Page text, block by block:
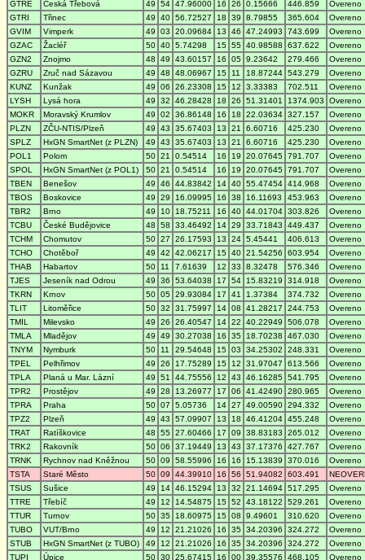
GTRE
Česká Třebová 49 54 47.96000 16 26 0.15666 446.859
Overeno
GTRI
Třinec 49 40 56.72527 18 39 8.79855 365.604
Overeno
GVIM
Vimperk 49 03 20.09684 13 46 47.24993 743.699
Overeno
GZAC
Žacléř 50 40 5.74298 15 55 40.98588 637.622
Overeno
GZN2
Znojmo 48 49 43.60157 16 05 9.23642 279.466
Overeno
GZRU
Zruč nad Sázavou 49 48 48.06967 15 11 18.87244 543.279
Overeno
KUNZ
Kunžak 49 06 26.23308 15 12 3.33383 702.511
Overeno
LYSH
Lysá hora 49 32 46.28428 18 26 51.31401 1374.903
Overeno
MOKR
Moravský Krumlov 49 02 36.86148 16 18 22.03634 327.157
Overeno
PLZN
ZČU-NTIS/Plzeň 49 43 35.67403 13 21 6.60716 425.230
Overeno
SPLZ
HxGN SmartNet (z PLZN) 49 43 35.67403 13 21 6.60716 425.230
Overeno
POL1
Polom 50 21 0.54514 16 19 20.07645 791.707
Overeno
SPOL
HxGN SmartNet (z POL1) 50 21 0.54514 16 19 20.07645 791.707
Overeno
TBEN
Benešov 49 46 44.83842 14 40 55.47454 414.968
Overeno
TBOS
Boskovice 49 29 16.09995 16 38 16.11693 453.963
Overeno
TBR2
Brno 49 10 18.75211 16 40 44.01704 303.826
Overeno
TCBU
České Budějovice 48 58 33.46492 14 29 33.71843 449.437
Overeno
TCHM
Chomutov 50 27 26.17593 13 24 5.45441 406.613
Overeno
TCHO
Chotěboř 49 42 42.06217 15 40 21.54256 603.954
Overeno
THAB
Habartov 50 11 7.61639 12 33 8.32478 576.346
Overeno
TJES
Jeseník nad Odrou 49 36 53.64038 17 54 15.83219 314.918
Overeno
TKRN
Krnov 50 05 29.93084 17 41 1.37384 374.732
Overeno
TLIT
Litoměřice 50 32 31.75997 14 08 41.28217 244.753
Overeno
TMIL
Milevsko 49 26 26.40547 14 22 40.22949 506.078
Overeno
TMLA
Mladějov 49 49 30.27038 16 35 18.70238 467.030
Overeno
TNYM
Nymburk 50 11 29.54648 15 03 34.25302 248.331
Overeno
TPEL
Pelhřimov 49 26 17.75289 15 12 31.97047 613.566
Overeno
TPLA
Planá u Mar. Lázní 49 51 44.75556 12 43 46.16285 541.795
Overeno
TPR2
Prostějov 49 28 13.26977 17 06 41.42490 280.965
Overeno
TPRA
Praha 50 07 5.05736 14 27 49.00590 294.332
Overeno
TPZ2
Plzeň 49 43 57.09907 13 18 46.41204 455.248
Overeno
TRAT
Ratíškovice 48 55 27.60466 17 09 38.83183 265.012
Overeno
TRK2
Rakovník 50 06 37.19449 13 43 37.17376 427.767
Overeno
TRNK
Rychnov nad Kněžnou 50 09 58.55996 16 16 15.13839 370.016
Overeno
TSTA
Staré Město 50 09 44.39910 16 56 51.94082 603.491
TSUS
Sušice 49 14 46.15294 13 32 21.14694 517.295
Overeno
TTRE
Třebíč 49 12 14.54875 15 52 43.18122 529.261
Overeno
TTUR
Turnov 50 35 18.60975 15 08 9.49601 310.620
Overeno
TUBO
VUT/Brno 49 12 21.21026 16 35 34.20396 324.272
Overeno
STUB
HxGN SmartNet (z TUBO) 49 12 21.21026 16 35 34.20396 324.272
Overeno
TUPI
Úpice 50 30 25.67415 16 00 39.35576 468.105 Overeno